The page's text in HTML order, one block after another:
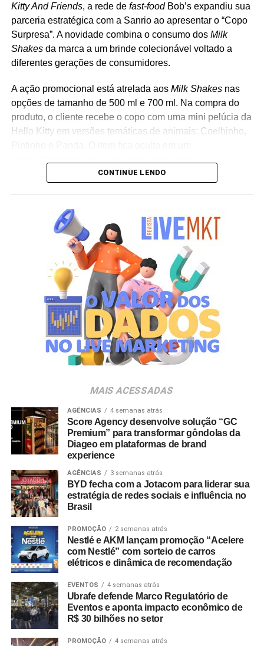
Kitty And Friends, a rede de fast-foodBob’s expandiu sua
parceria estratégica com a Sanrio ao apresentar o “Copo
Surpresa”. A novidade combina o consumo dos Milk
Shakesda marca a um brinde colecionável voltado a
diferentes gerações de consumidores.
A ação promocional está atrelada aos Milk Shakesnas
opções de tamanho de 500 ml e 700 ml. Na compra do
produto, o cliente recebe o copo com uma mini pelúcia da
Hello Kitty em versões temáticas de animais: Coelhinho,
personagem surpresa apenas no momento da abertura
criação de experiências afetivas para diferentes
gerações. Com o Copo Surpresa, queremos trazer um
novo momento de interação com a marca, adicionando
um elemento de surpresa que torna cada visita ao Bob’s
ainda mais divertida”, aponta Renata Brigatti Lange,
diretora de marketing do Bob’s.
A campanha possui abrangência nacional e estará
disponível por tempo limitado em todos os restaurantes
da rede até 31 de agosto de 2026, ou enquanto durarem
os estoques nas unidades.
CONTINUE LENDO
MAIS ACESSADAS
AGÊNCIAS 4 semanas atrás
Score Agency desenvolve solução “GC
Premium” para transformar gôndolas da
Diageo em plataformas de brand
experience
AGÊNCIAS 3 semanas atrás
BYD fecha com a Jotacom para liderar sua
estratégia de redes sociais e influência no
Brasil
PROMOÇÃO 2 semanas atrás
Nestlé e AKM lançam promoção “Acelere
com Nestlé” com sorteio de carros
elétricos e dinâmica de recomendação
EVENTOS 4 semanas atrás
Ubrafe defende Marco Regulatório de
Eventos e aponta impacto econômico de
R$ 30 bilhões no setor
PROMOÇÃO 4 semanas atrás